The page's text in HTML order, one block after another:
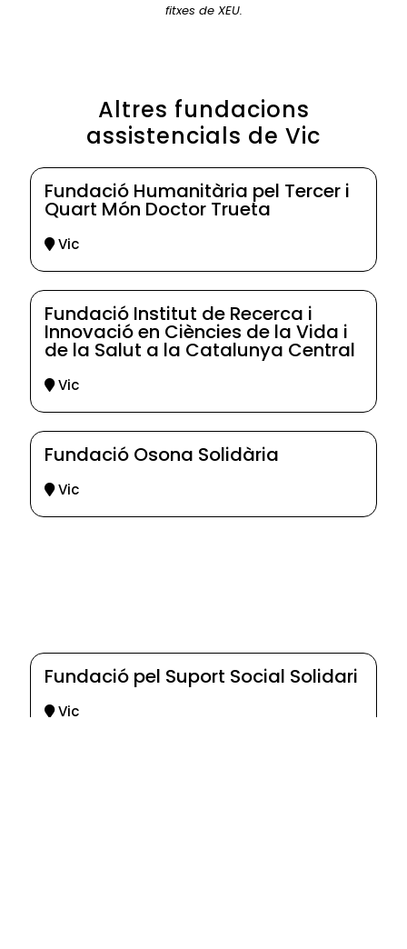
fitxes de XEU.
Altres fundacions
assistencials de Vic
Fundació Humanitària pel Tercer i
Quart Món Doctor Trueta
Vic
Fundació Institut de Recerca i
Innovació en Ciències de la Vida i
de la Salut a la Catalunya Central
Vic
Fundació Osona Solidària
Vic
Fundació pel Suport Social Solidari
Vic